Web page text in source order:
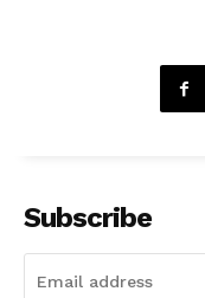
Subscribe